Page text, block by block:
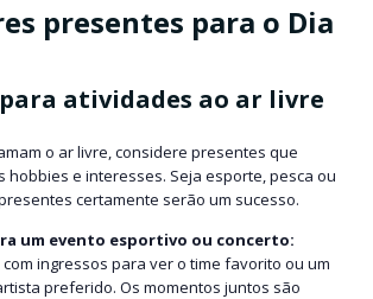
presentes para o Dia
atividades ao ar livre
o ar livre, considere presentes que
hobbies e interesses. Seja esporte, pesca ou
certamente serão um sucesso.
um evento esportivo ou concerto:
ingressos para ver o time favorito ou um
preferido. Os momentos juntos são